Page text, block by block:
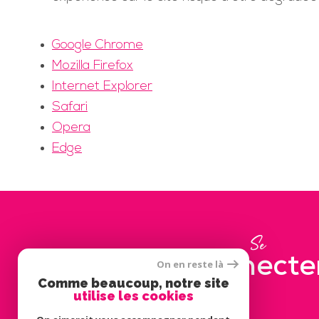
Google Chrome
Mozilla Firefox
Internet Explorer
Safari
Opera
Edge
Se
On en reste là
Comme beaucoup, notre site
utilise les cookies